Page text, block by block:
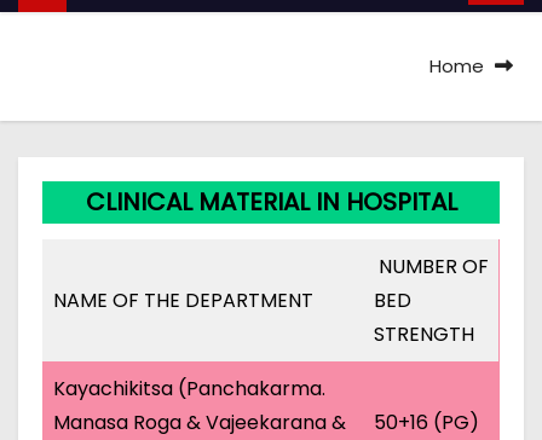
Home
CLINICAL MATERIAL IN HOSPITAL
NAME OF THE DEPARTMENT
NUMBER OF
BED
STRENGTH
Kayachikitsa (Panchakarma.
Manasa Roga & Vajeekarana &
50+16 (PG)